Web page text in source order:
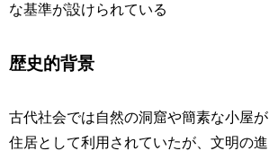
な基準が設けられている
歴史的背景
古代社会では自然の洞窟や簡素な小屋が
住居として利用されていたが、文明の進